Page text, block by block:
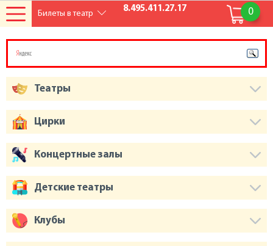
0
8.495.411.27.17
Театры
Цирки
Концертные залы
Детские театры
Клубы
Билеты в театр